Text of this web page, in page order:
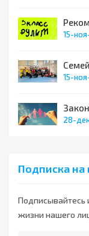
15-
15-
28-
Подписка на
Подписывайтесь
жизни нашего